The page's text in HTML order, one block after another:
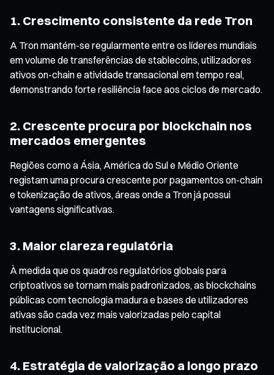
1. Crescimento consistente da rede Tron
A Tron mantém-se regularmente entre os líderes mundiais
em volume de transferências de stablecoins, utilizadores
ativos on-chain e atividade transacional em tempo real,
demonstrando forte resiliência face aos ciclos de mercado.
2. Crescente procura por blockchain nos
mercados emergentes
Regiões como a Ásia, América do Sul e Médio Oriente
registam uma procura crescente por pagamentos on-chain
e tokenização de ativos, áreas onde a Tron já possui
vantagens significativas.
3. Maior clareza regulatória
À medida que os quadros regulatórios globais para
criptoativos se tornam mais padronizados, as blockchains
públicas com tecnologia madura e bases de utilizadores
ativas são cada vez mais valorizadas pelo capital
institucional.
4. Estratégia de valorização a longo prazo